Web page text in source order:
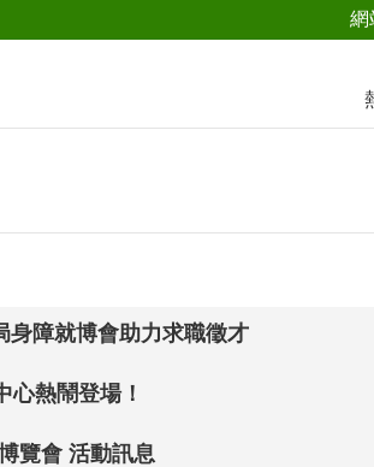
網
身障就博會助力求職徵才
心熱鬧登場！
覽會 活動訊息